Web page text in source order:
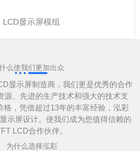
LCD显示屏模组
么使我们更加出众
显示屏制造商，我们更是优秀的合作
源、先进的生产技术和强大的技术支
格，凭借超过13年的丰富经验，泓彩
示屏设计。使我们成为您值得信赖的
LCD合作伙伴。
为什么选择泓彩